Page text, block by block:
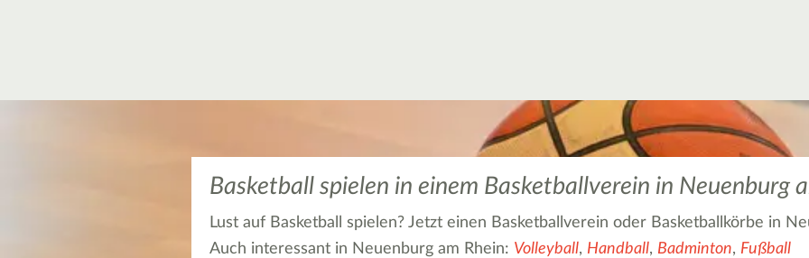
Basketball spielen in einem Basketballverein in Neuenburg
Lust auf Basketball spielen? Jetzt einen Basketballverein oder Basketballkörbe in
Auch interessant in Neuenburg am Rhein: Volleyball, Handball, Badminton, Fußball